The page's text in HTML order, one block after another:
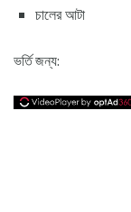
চালের আটা
ভর্তি জন্য: